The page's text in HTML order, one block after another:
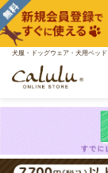
犬服・ドッグウェア・犬用ベッ